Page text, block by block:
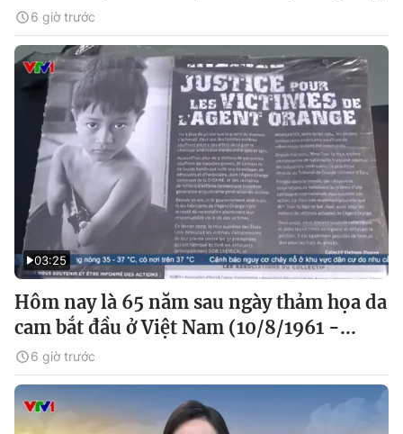
6 giờ trước
03:25
Hôm nay là 65 năm sau ngày thảm họa da
cam bắt đầu ở Việt Nam (10/8/1961 -...
6 giờ trước